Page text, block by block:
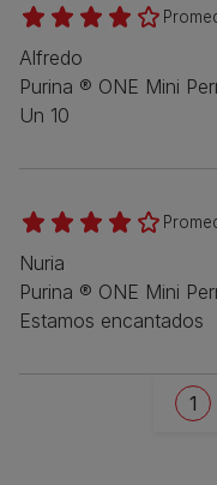
Alfredo
Purina ® ONE Mini
Un 10
Nuria
Purina ® ONE Mini
Estamos encantados
1